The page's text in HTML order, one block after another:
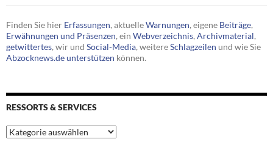
Finden Sie hier Erfassungen, aktuelleWarnungen, eigene Beiträge,
Erwähnungen und Präsenzen, ein Webverzeichnis, Archivmaterial,
getwittertes, wir und Social-Media, weitereSchlagzeilen und wie Sie
Abzocknews.de unterstützen können.
RESSORTS & SERVICES
Ressorts
&